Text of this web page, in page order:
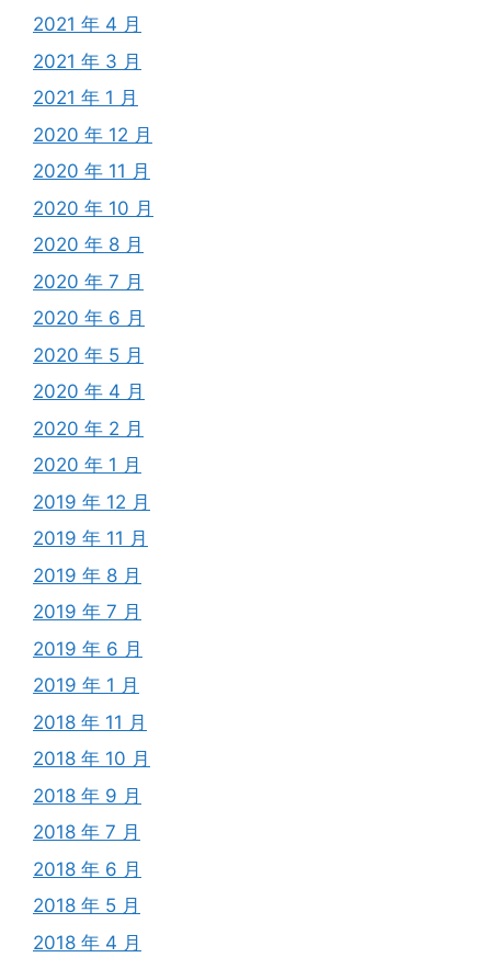
2021 年 4 月
2021 年 3 月
2021 年 1 月
2020 年 12 月
2020 年 11 月
2020 年 10 月
2020 年 8 月
2020 年 7 月
2020 年 6 月
2020 年 5 月
2020 年 4 月
2020 年 2 月
2020 年 1 月
2019 年 12 月
2019 年 11 月
2019 年 8 月
2019 年 7 月
2019 年 6 月
2019 年 1 月
2018 年 11 月
2018 年 10 月
2018 年 9 月
2018 年 7 月
2018 年 6 月
2018 年 5 月
2018 年 4 月